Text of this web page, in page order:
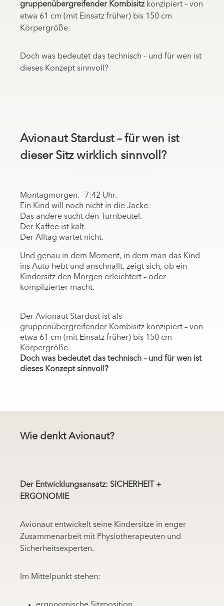
gruppenübergreifender Kombisitzkonzipiert – von
etwa 61 cm (mit Einsatz früher) bis 150 cm
Körpergröße.
Doch was bedeutet das technisch – und für wen ist
dieses Konzept sinnvoll?
Avionaut Stardust – für wen ist
dieser Sitz wirklich sinnvoll?
Montagmorgen. 7:42 Uhr.
Ein Kind will noch nicht in die Jacke.
Das andere sucht den Turnbeutel.
Der Kaffee ist kalt.
Der Alltag wartet nicht.
Und genau in dem Moment, in dem man das Kind
ins Auto hebt und anschnallt, zeigt sich, ob ein
Kindersitz den Morgen erleichtert – oder
komplizierter macht.
Der Avionaut Stardust ist als
gruppenübergreifender Kombisitz konzipiert – von
etwa 61 cm (mit Einsatz früher) bis 150 cm
Körpergröße.
Doch was bedeutet das technisch – und für wen ist
dieses Konzept sinnvoll?
Wie denkt Avionaut?
Der Entwicklungsansatz: SICHERHEIT +
ERGONOMIE
Avionaut entwickelt seine Kindersitze in enger
Zusammenarbeit mit Physiotherapeuten und
Sicherheitsexperten.
Im Mittelpunkt stehen: